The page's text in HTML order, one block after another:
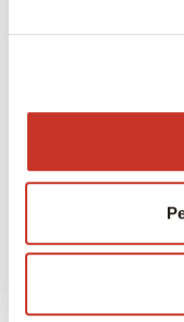
abril 2026
febrero 2026
diciembre 2025